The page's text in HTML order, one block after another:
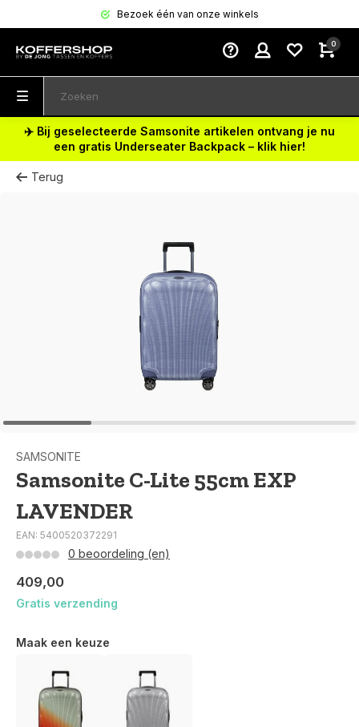
Bezoek één van onze winkels
0
✈️ Bij geselecteerde Samsonite artikelen ontvang je nu
een gratis Underseater Backpack – klik hier!
Terug
SAMSONITE
Samsonite C-Lite 55cm EXP
LAVENDER
EAN: 5400520372291
0 beoordeling (en)
409,00
Gratis verzending
Maak een keuze